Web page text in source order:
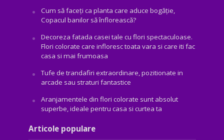
Cum să faceți ca planta care aduce bogăţie,
Copacul banilor să înflorească?
Decoreza fatada casei tale cu flori spectaculoase.
Flori colorate care infloresc toata vara si care iti fac
casa si mai frumoasa
Tufe de trandafiri extraordinare, pozitionate in
arcade sau straturi fantastice
Aranjamentele din flori colorate sunt absolut
superbe, ideale pentru casa si curtea ta
Articole populare